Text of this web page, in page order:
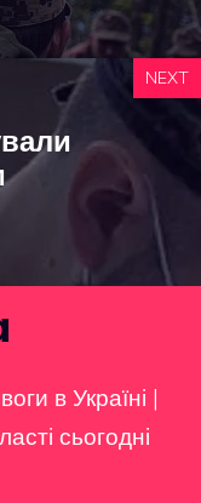
NEXT
в Україні |
сьогодні